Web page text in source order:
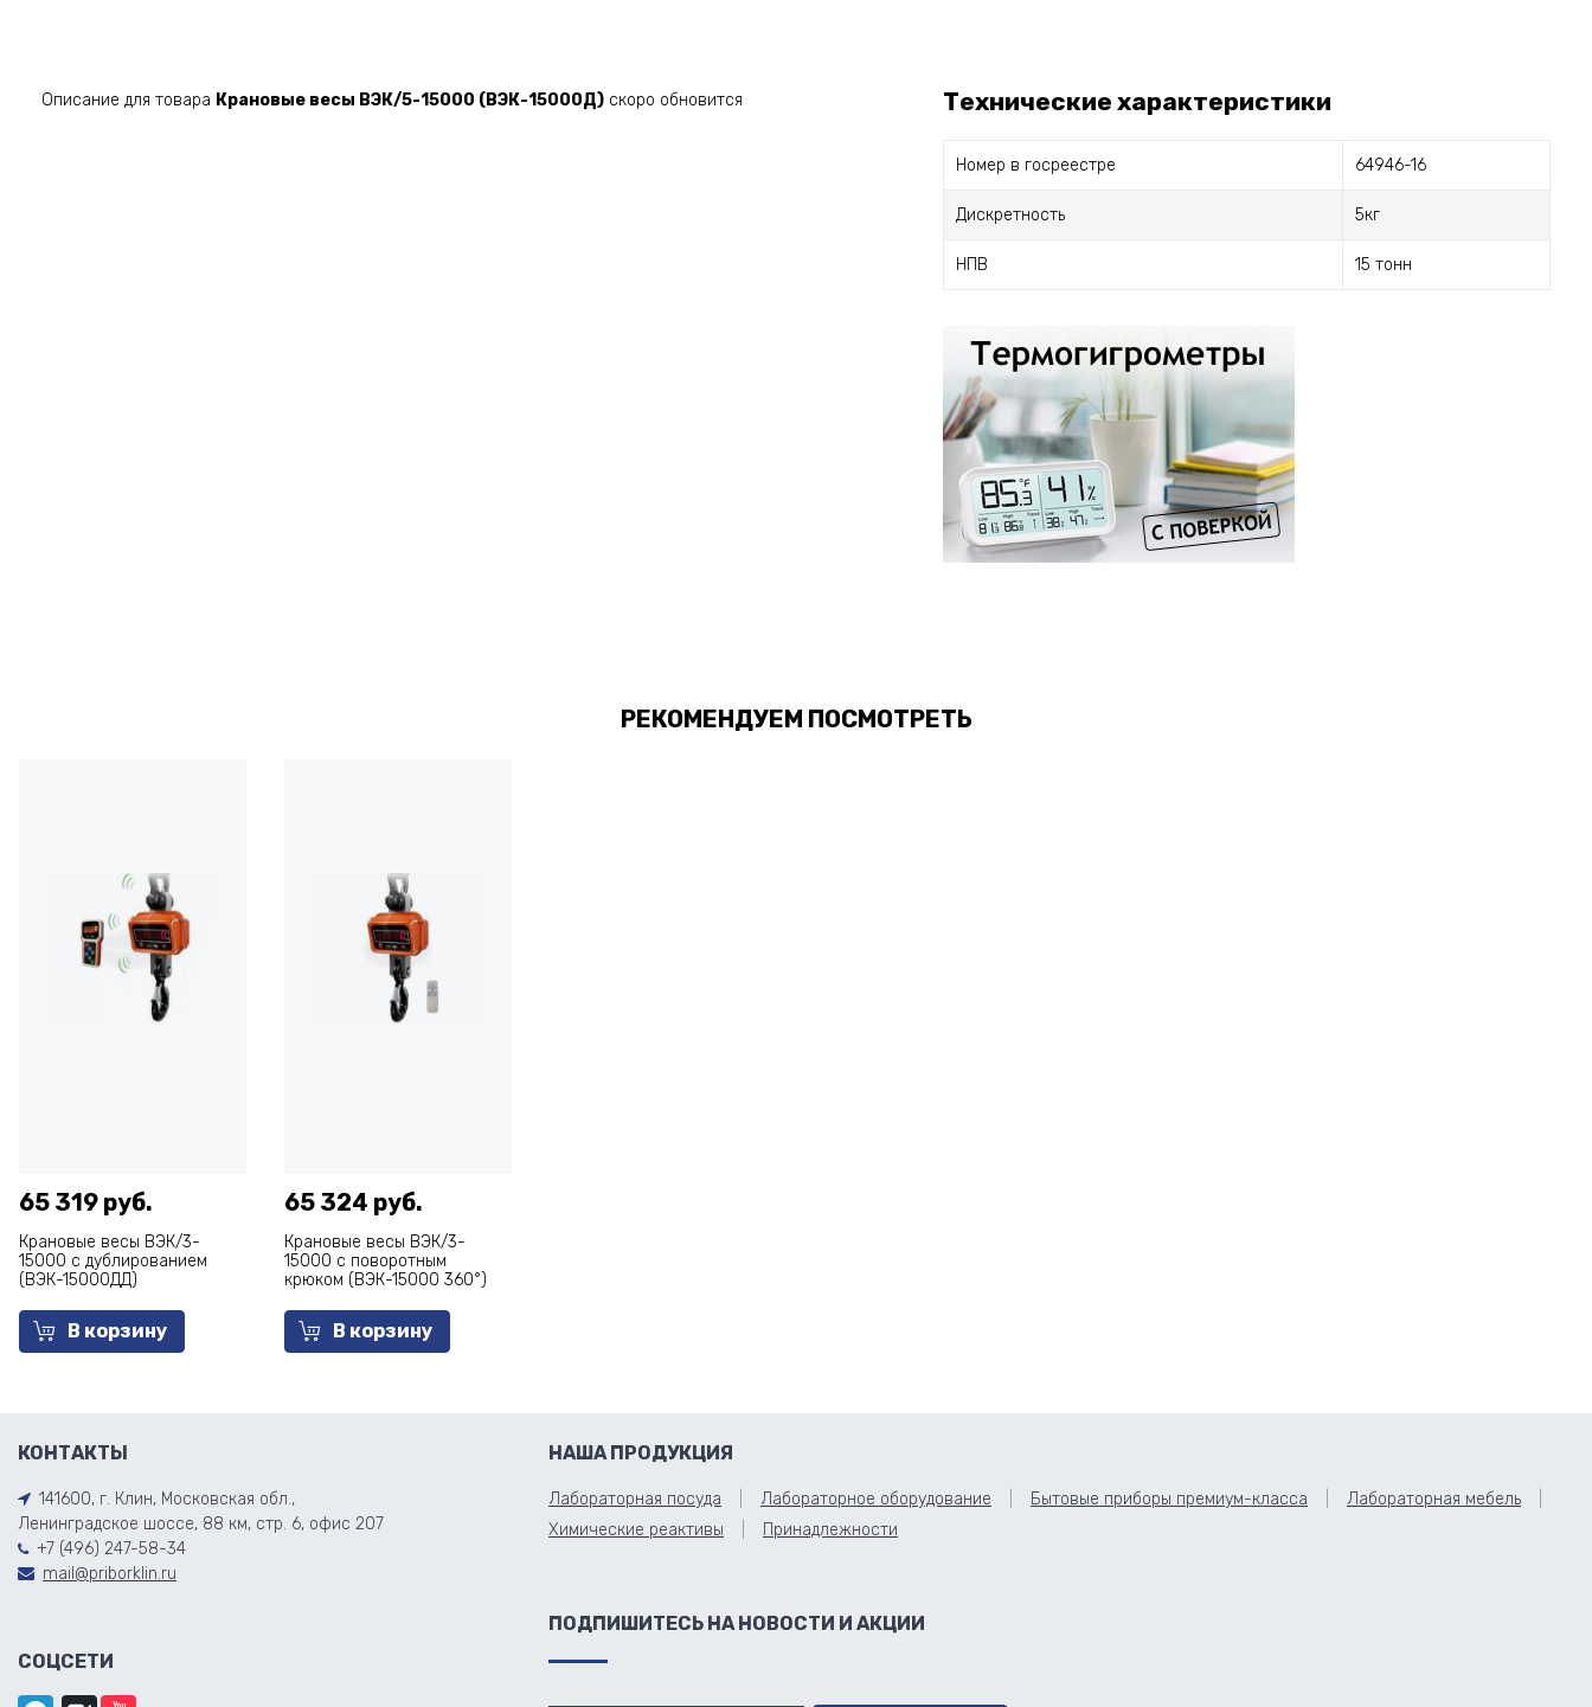
Описание для товара Крановые весы ВЭК/5-15000 (ВЭК-15000Д) скоро обновится Технические характеристики
Номер в госреестре 64946-16
Дискретность 5кг
НПВ 15 тонн
РЕКОМЕНДУЕМ ПОСМОТРЕТЬ
65 319 руб.
Крановые весы ВЭК/3-
15000 с дублированием
(ВЭК-15000ДД)
В корзину
65 324 руб.
Крановые весы ВЭК/3-
15000 с поворотным
крюком (ВЭК-15000 360°)
В корзину
КОНТАКТЫ
141600, г. Клин, Московская обл.,
Ленинградское шоссе, 88 км, стр. 6, офис 207
+7 (496) 247-58-34
mail@priborklin.ru
СОЦСЕТИ
НАША ПРОДУКЦИЯ
Лабораторная посуда Лабораторное оборудование Бытовые приборы премиум-класса
Лабораторная мебель
Химические реактивы
Принадлежности
ПОДПИШИТЕСЬ НА НОВОСТИ И АКЦИИ